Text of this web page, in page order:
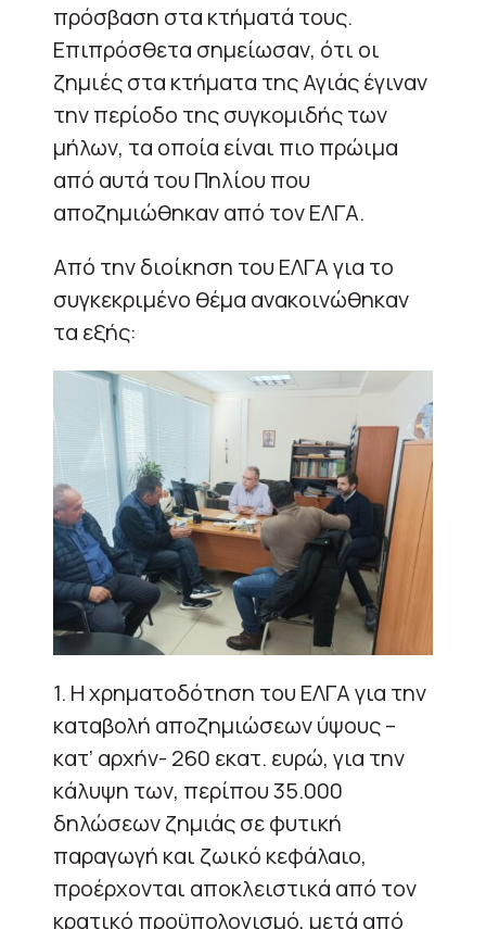
πρόσβαση στα κτήματά τους.
Επιπρόσθετα σημείωσαν, ότι οι
ζημιές στα κτήματα της Αγιάς έγιναν
την περίοδο της συγκομιδής των
μήλων, τα οποία είναι πιο πρώιμα
από αυτά του Πηλίου που
αποζημιώθηκαν από τον ΕΛΓΑ.
Από την διοίκηση του ΕΛΓΑ για το
συγκεκριμένο θέμα ανακοινώθηκαν
τα εξής:
1. Η χρηματοδότηση του ΕΛΓΑ για την
καταβολή αποζημιώσεων ύψους –
κατ’ αρχήν- 260 εκατ. ευρώ, για την
κάλυψη των, περίπου 35.000
δηλώσεων ζημιάς σε φυτική
παραγωγή και ζωικό κεφάλαιο,
προέρχονται αποκλειστικά από τον
κρατικό προϋπολογισμό, μετά από